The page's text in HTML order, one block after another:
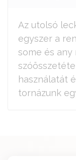
Az utolsó
egyszer a
some és any
használatát
tornázunk